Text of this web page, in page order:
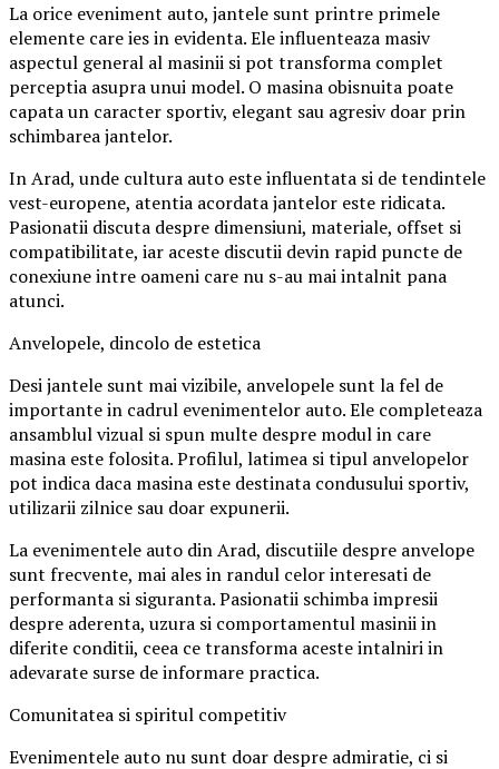
La orice eveniment auto, jantele sunt printre primele
elemente care ies in evidenta. Ele influenteaza masiv
aspectul general al masinii si pot transforma complet
perceptia asupra unui model. O masina obisnuita poate
capata un caracter sportiv, elegant sau agresiv doar prin
schimbarea jantelor.
In Arad, unde cultura auto este influentata si de tendintele
vest-europene, atentia acordata jantelor este ridicata.
Pasionatii discuta despre dimensiuni, materiale, offset si
compatibilitate, iar aceste discutii devin rapid puncte de
conexiune intre oameni care nu s-au mai intalnit pana
atunci.
Anvelopele, dincolo de estetica
Desi jantele sunt mai vizibile, anvelopele sunt la fel de
importante in cadrul evenimentelor auto. Ele completeaza
ansamblul vizual si spun multe despre modul in care
masina este folosita. Profilul, latimea si tipul anvelopelor
pot indica daca masina este destinata condusului sportiv,
utilizarii zilnice sau doar expunerii.
La evenimentele auto din Arad, discutiile despre anvelope
sunt frecvente, mai ales in randul celor interesati de
performanta si siguranta. Pasionatii schimba impresii
despre aderenta, uzura si comportamentul masinii in
diferite conditii, ceea ce transforma aceste intalniri in
adevarate surse de informare practica.
Comunitatea si spiritul competitiv
Evenimentele auto nu sunt doar despre admiratie, ci si